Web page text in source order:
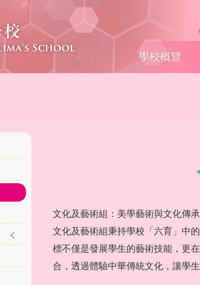
Main
navigation
學校概覽
文化及藝術組：美學藝術與文化傳承
文化及藝術組秉持學校「六育」中
標不僅是發展學生的藝術技能，更
合，透過體驗中華傳統文化，讓學